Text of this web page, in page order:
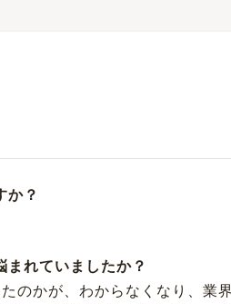
か？
れていましたか？
のかが、わからなくなり、業